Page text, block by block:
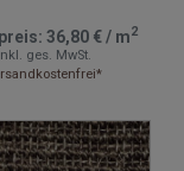
36,80 €/ m2
ges. MwSt.